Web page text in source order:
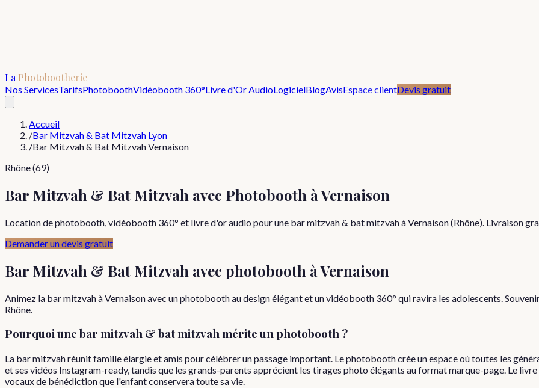
La Photobootherie
Nos ServicesTarifsPhotoboothVidéobooth 360°Livre d'Or AudioLogicielBlogAvisEspace clientDevis gratuit
Accueil
/Bar Mitzvah & Bat Mitzvah Lyon
/Bar Mitzvah & Bat Mitzvah Vernaison
Rhône (69)
Bar Mitzvah & Bat Mitzvah avec Photobooth à Vernaison
Location de photobooth, vidéobooth 360° et livre d'or audio pour une bar mitzvah & bat mitzvah à Vernaison (Rhône). Livraison
Demander un devis gratuit
Bar Mitzvah & Bat Mitzvah avec photobooth àVernaison
Animez la bar mitzvah à Vernaison avec un photobooth au design élégant et un vidéobooth 360° qui ravira les adolescents.
Rhône.
Pourquoiune bar mitzvah & bat mitzvah mérite un photobooth ?
La bar mitzvah réunit famille élargie et amis pour célébrer un passage important. Le photobooth crée un espace où toutes les
et ses vidéos Instagram-ready, tandis que les grands-parents apprécient les tirages photo élégants au format marque-page. Le
vocaux de bénédiction que l'enfant conservera toute sa vie.